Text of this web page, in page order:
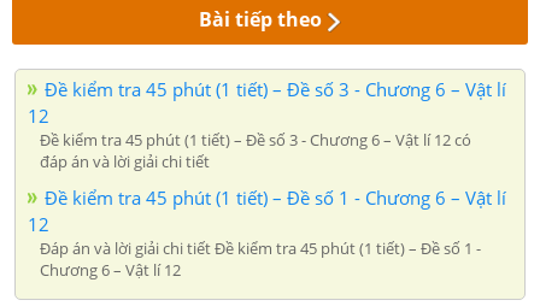
Bài tiếp theo
Đề kiểm tra 45 phút (1 tiết) – Đề số 3 - Chương 6 – Vật lí
12
Đề kiểm tra 45 phút (1 tiết) – Đề số 3 - Chương 6 – Vật lí 12 có
đáp án và lời giải chi tiết
Đề kiểm tra 45 phút (1 tiết) – Đề số 1 - Chương 6 – Vật lí
12
Đáp án và lời giải chi tiết Đề kiểm tra 45 phút (1 tiết) – Đề số 1 -
Chương 6 – Vật lí 12